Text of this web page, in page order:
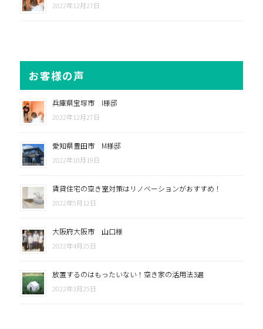
2022年12月27日
お客様の声
兵庫県宝塚市 I様邸
2022年12月27日
愛知県豊田市 M様邸
2022年10月19日
賃貸住宅の空き室対策はリノベーションがおすすめ！
2022年5月12日
大阪府大阪市 山口様
2022年4月25日
放置するのはもったいない！空き家の活用法3選
2022年3月25日